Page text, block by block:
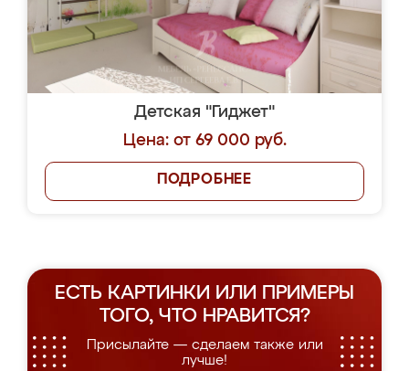
Детская "Гиджет"
Цена: от 69 000 руб.
ПОДРОБНЕЕ
ЕСТЬ КАРТИНКИ ИЛИ ПРИМЕРЫ
ТОГО, ЧТО НРАВИТСЯ?
Присылайте — сделаем также или
лучше!